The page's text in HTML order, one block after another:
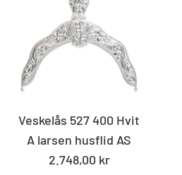
Veskelås 527 400 Hvit
A larsen husflid AS
Standard
2.748,00 kr